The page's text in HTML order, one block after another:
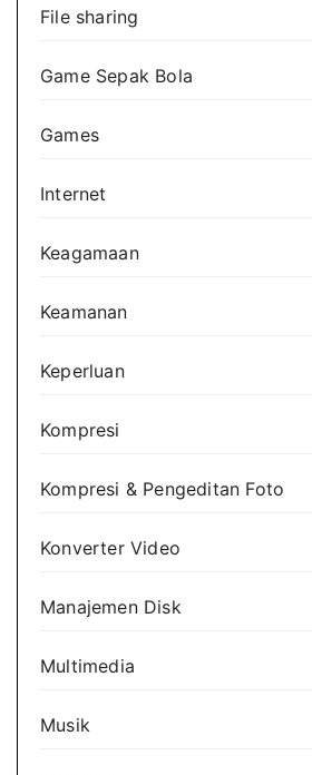
File sharing
Game Sepak Bola
Games
Internet
Keagamaan
Keamanan
Keperluan
Kompresi
Kompresi & Pengeditan Foto
Konverter Video
Manajemen Disk
Multimedia
Musik